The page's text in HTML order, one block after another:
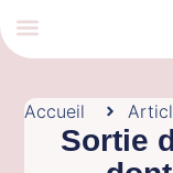
Accueil
Sortie